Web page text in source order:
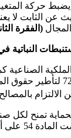
يضبط حركة
عن الثابت لا
(الفقرة
النباتية
17.97 المتعلق
هذا القانون
التي